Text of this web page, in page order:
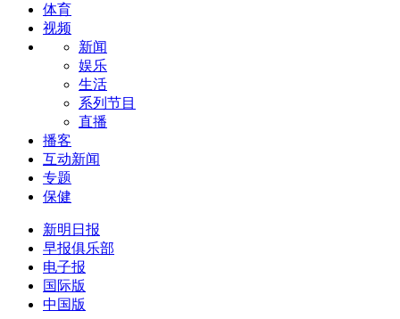
体育
视频
新闻
娱乐
生活
系列节目
直播
播客
互动新闻
专题
保健
新明日报
早报俱乐部
电子报
国际版
中国版